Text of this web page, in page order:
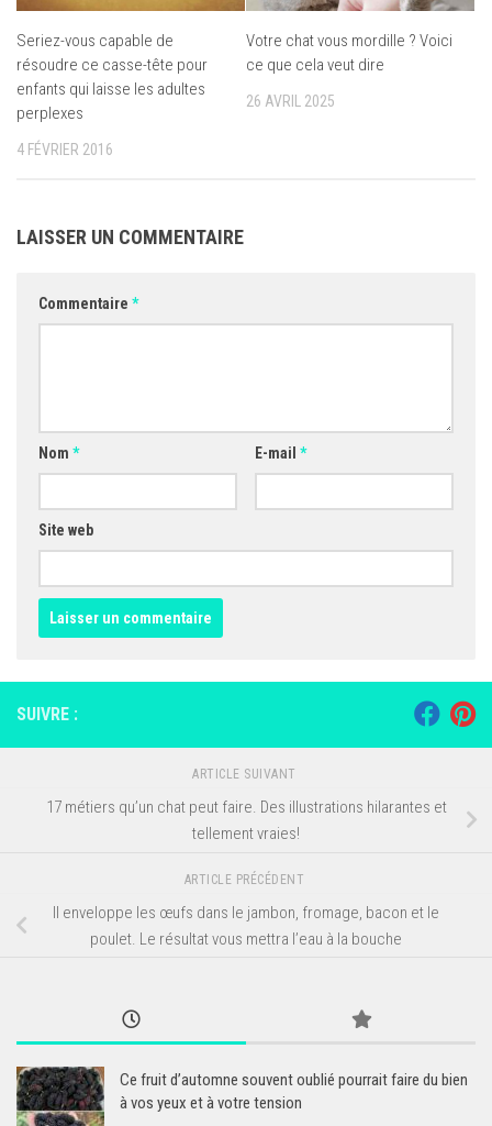
Seriez-vous capable de
résoudre ce casse-tête pour
enfants qui laisse les adultes
perplexes
4 FÉVRIER 2016
Votre chat vous mordille ? Voici
ce que cela veut dire
26 AVRIL 2025
LAISSER UN COMMENTAIRE
Commentaire *
Nom * E-mail *
Site web
SUIVRE :
ARTICLE SUIVANT
17 métiers qu’un chat peut faire. Des illustrations hilarantes et
tellement vraies!
ARTICLE PRÉCÉDENT
Il enveloppe les œufs dans le jambon, fromage, bacon et le
poulet. Le résultat vous mettra l’eau à la bouche
Ce fruit d’automne souvent oublié pourrait faire du bien
à vos yeux et à votre tension